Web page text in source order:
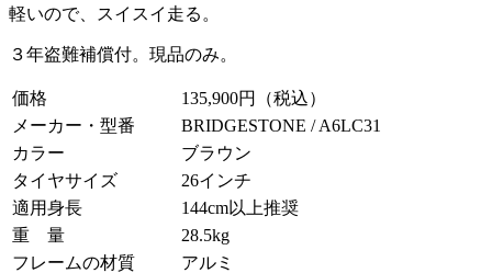
軽いので、スイスイ走る。
３年盗難補償付。現品のみ。
価格
135,900円（税込）
メーカー・型番
BRIDGESTONE / A6LC31
カラー
ブラウン
タイヤサイズ
26インチ
適用身長
144cm以上推奨
重 量
28.5kg
フレームの材質
アルミ